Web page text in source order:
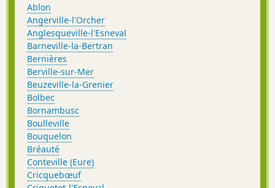
Ablon
Angerville-l'Orcher
Anglesqueville-l'Esneval
Barneville-la-Bertran
Bernières
Berville-sur-Mer
Beuzeville-la-Grenier
Bolbec
Bornambusc
Boulleville
Bouquelon
Bréauté
Conteville (Eure)
Cricquebœuf